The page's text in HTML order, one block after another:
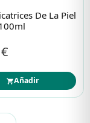
De La Piel
Añadir